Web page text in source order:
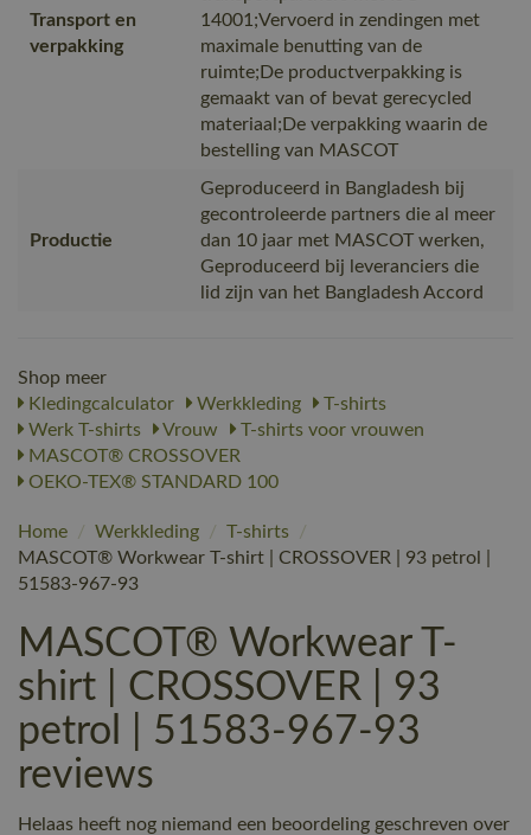
Transport en
verpakking
14001;Vervoerd in zendingen met
maximale benutting van de
ruimte;De productverpakking is
gemaakt van of bevat gerecycled
materiaal;De verpakking waarin de
bestelling van MASCOT
Productie
Geproduceerd in Bangladesh bij
gecontroleerde partners die al meer
dan 10 jaar met MASCOT werken,
Geproduceerd bij leveranciers die
lid zijn van het Bangladesh Accord
Shop meer
Kledingcalculator
Werkkleding
T-shirts
Werk T-shirts
Vrouw
T-shirts voor vrouwen
MASCOT® CROSSOVER
OEKO-TEX® STANDARD 100
Home / Werkkleding / T-shirts
/
MASCOT® Workwear T-shirt | CROSSOVER | 93 petrol |
51583-967-93
MASCOT® Workwear T-
shirt | CROSSOVER | 93
petrol | 51583-967-93
reviews
Helaas heeft nog niemand een beoordeling geschreven over